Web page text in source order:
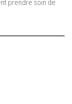
prendre soin de